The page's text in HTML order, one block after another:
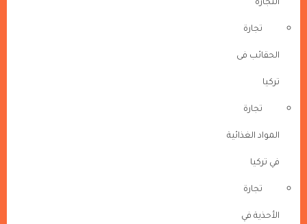
التجارة
تجارة
الحقائب فى
تركيا
تجارة
المواد الغذائية
في تركيا
تجارة
الأحذية في